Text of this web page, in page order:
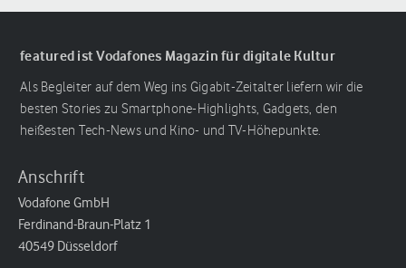
featured ist Vodafones Magazin für digitale Kultur
Als Begleiter auf dem Weg ins Gigabit-Zeitalter liefern wir die
besten Stories zu Smartphone-Highlights, Gadgets, den
heißesten Tech-News und Kino- und TV-Höhepunkte.
Anschrift
Vodafone GmbH
Ferdinand-Braun-Platz 1
40549 Düsseldorf